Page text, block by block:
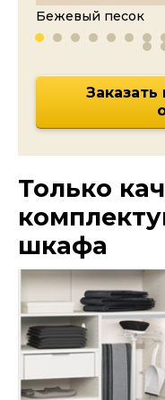
Бежевый песок
Только
шкафа